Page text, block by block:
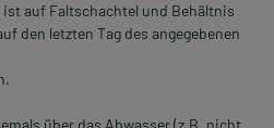
auf Faltschachtel und Behältnis
den letzten Tag des angegebenen
über das Abwasser (z.B. nicht